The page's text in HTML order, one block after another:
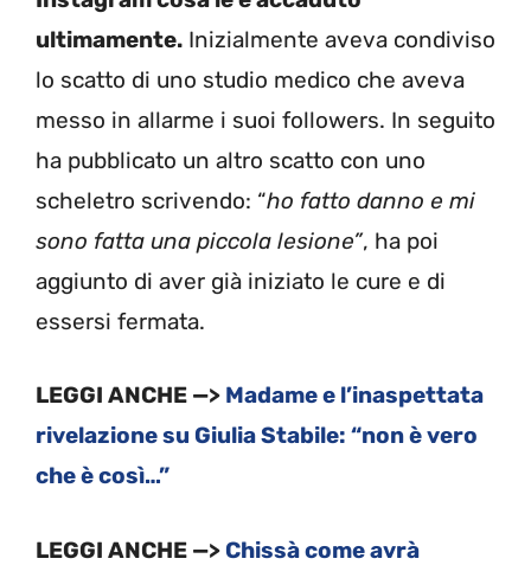
ultimamente. Inizialmente aveva condiviso
lo scatto di uno studio medico che aveva
messo in allarme i suoi followers. In seguito
ha pubblicato un altro scatto con uno
scheletro scrivendo: “ho fatto danno e mi
sono fatta una piccola lesione”, ha poi
aggiunto di aver già iniziato le cure e di
essersi fermata.
LEGGI ANCHE —> Madame e l’inaspettata
rivelazione su Giulia Stabile: “non è vero
che è così…”
LEGGI ANCHE —>Chissà come avrà